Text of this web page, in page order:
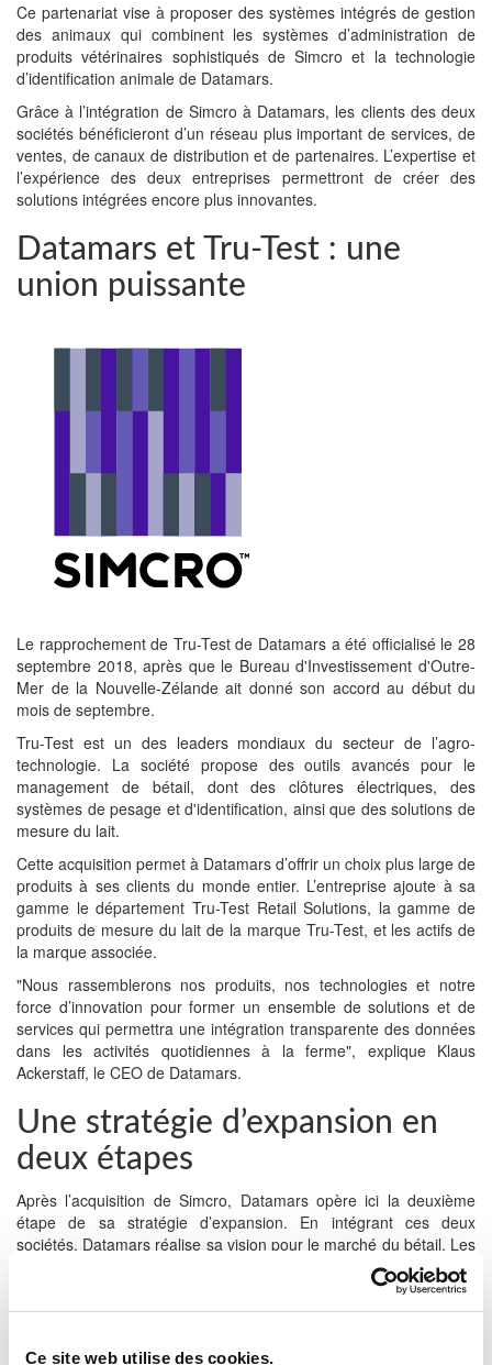
Ce site web utilise des cookies.
Ce partenariat vise à proposer des systèmes intégrés de gestion
des animaux qui combinent les systèmes d’administration de
produits vétérinaires sophistiqués de Simcro et la technologie
d’identification animale de Datamars.
Grâce à l’intégration de Simcro à Datamars, les clients des deux
sociétés bénéficieront d’un réseau plus important de services, de
ventes, de canaux de distribution et de partenaires. L’expertise et
l’expérience des deux entreprises permettront de créer des
solutions intégrées encore plus innovantes.
Datamars et Tru-Test : une
union puissante
Le rapprochement de Tru-Test de Datamars a été officialisé le 28
septembre 2018, après que le Bureau d'Investissement d'Outre-
Mer de la Nouvelle-Zélande ait donné son accord au début du
mois de septembre.
Tru-Test est un des leaders mondiaux du secteur de l’agro-
technologie. La société propose des outils avancés pour le
management de bétail, dont des clôtures électriques, des
systèmes de pesage et d'identification, ainsi que des solutions de
mesure du lait.
Cette acquisition permet à Datamars d’offrir un choix plus large de
produits à ses clients du monde entier. L’entreprise ajoute à sa
gamme le département Tru-Test Retail Solutions, la gamme de
produits de mesure du lait de la marque Tru-Test, et les actifs de
la marque associée.
"Nous rassemblerons nos produits, nos technologies et notre
force d’innovation pour former un ensemble de solutions et de
services qui permettra une intégration transparente des données
dans les activités quotidiennes à la ferme", explique Klaus
Ackerstaff, le CEO de Datamars.
Une stratégie d’expansion en
deux étapes
Après l’acquisition de Simcro, Datamars opère ici la deuxième
étape de sa stratégie d’expansion. En intégrant ces deux
sociétés, Datamars réalise sa vision pour le marché du bétail. Les
outils intelligents de management du bétail conduiront à
l’amélioration de la santé animale et de la gestion d’entreprise,
mais aussi de la production de protéine de précision.